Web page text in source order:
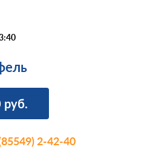
руб.
2-42-40